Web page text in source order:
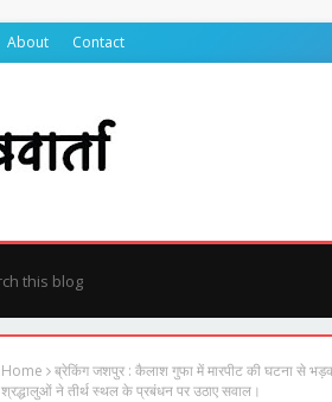
About Contact
प्रदेश
Home
ब्रेकिंग जशपुर : कैलाश गुफा में मारपीट की घटना से
श्रद्धालुओं ने तीर्थ स्थल के प्रबंधन पर उठाए सवाल।